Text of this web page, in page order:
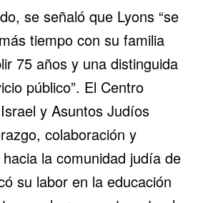
se señaló que Lyons “se
tiempo con su familia
75 años y una distinguida
público”. El Centro
y Asuntos Judíos
colaboración y
la comunidad judía de
su labor en la educación